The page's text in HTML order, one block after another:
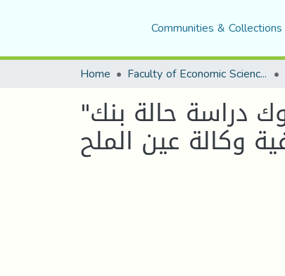
Communities & Collections
Home Faculty of Economic Sciences, Commerce and Management Sciences
"تسيير مخاطر القروض البنكية وأثرىا على أداء البنوك دراسة حالة بنك